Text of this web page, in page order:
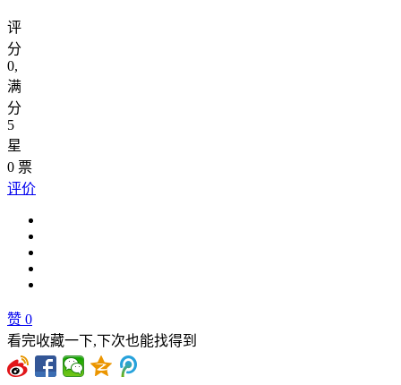
评
分
0,
满
分
5
星
0 票
评价
赞 0
看完收藏一下,下次也能找得到